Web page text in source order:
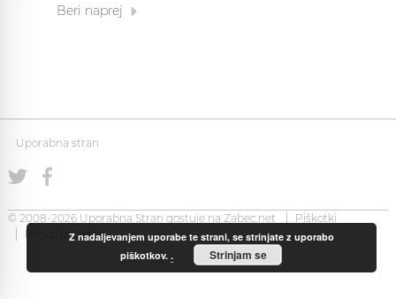
Beri naprej
Uporabna stran
© 2008-2026 Uporabna Stran gostuje na Zabec.net
Piškotki
Pogoji uporabeZ nadaljevanjem uporabe te strani, se strinjate z uporabo
piškotkov.. Strinjam se